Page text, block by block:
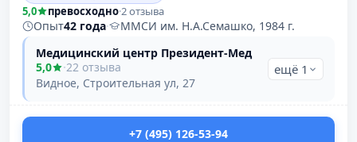
5,0
превосходно·2 отзыва
Опыт42 года·
ММСИ им. Н.А.Семашко, 1984 г.
Медицинский центр Президент-Мед
5,0
·22 отзыва
Видное, Строительная ул, 27
ещё 1
+7 (495) 126-53-94